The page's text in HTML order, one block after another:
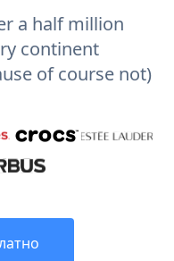
a half million
continent
of course not)